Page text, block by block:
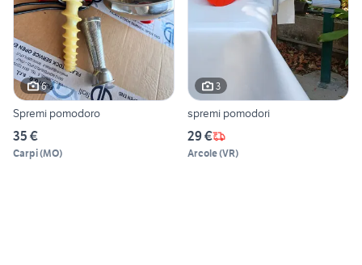
6
Spremi pomodoro
35 €
Carpi(MO)
3
spremi pomodori
29 €
Arcole(VR)